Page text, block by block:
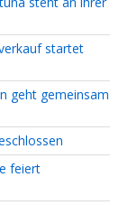
startet
geht gemeinsam
feiert